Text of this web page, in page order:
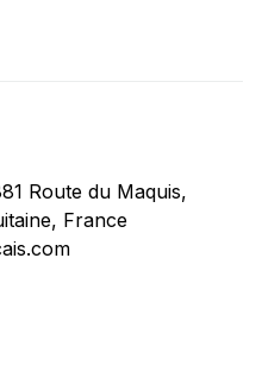
Route du Maquis,
France